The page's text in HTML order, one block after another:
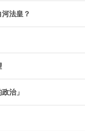
法皇？
治」